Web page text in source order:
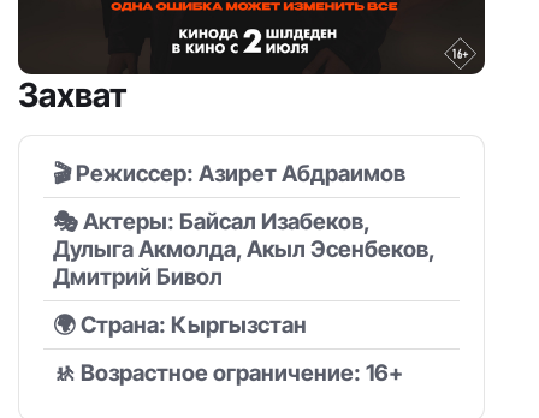
Захват
🎬 Режиссер: Азирет Абдраимов
🎭 Актеры: Байсал Изабеков,
Дулыга Акмолда, Акыл Эсенбеков,
Дмитрий Бивол
🌍 Страна: Кыргызстан
🚸 Возрастное ограничение: 16+